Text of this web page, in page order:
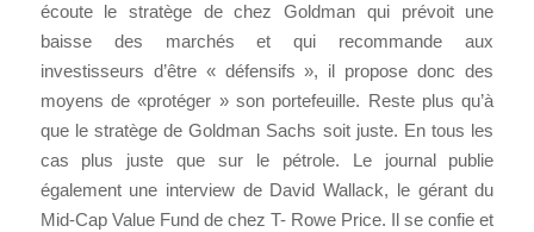
écoute le stratège de chez Goldman qui prévoit une
baisse des marchés et qui recommande aux
investisseurs d’être « défensifs », il propose donc des
moyens de «protéger » son portefeuille. Reste plus qu’à
que le stratège de Goldman Sachs soit juste. En tous les
cas plus juste que sur le pétrole. Le journal publie
également une interview de David Wallack, le gérant du
Mid-Cap Value Fund de chez T- Rowe Price. Il se confie et